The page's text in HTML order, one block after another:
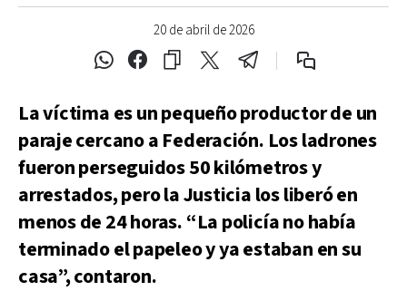
20 de abril de 2026
La víctima es un pequeño productor de un
paraje cercano a Federación. Los ladrones
fueron perseguidos 50 kilómetros y
arrestados, pero la Justicia los liberó en
menos de 24 horas. “La policía no había
terminado el papeleo y ya estaban en su
casa”, contaron.